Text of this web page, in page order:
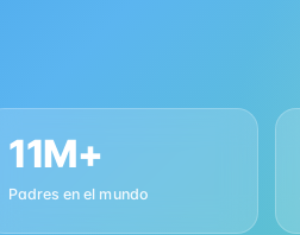
11M+
Padres en el mundo